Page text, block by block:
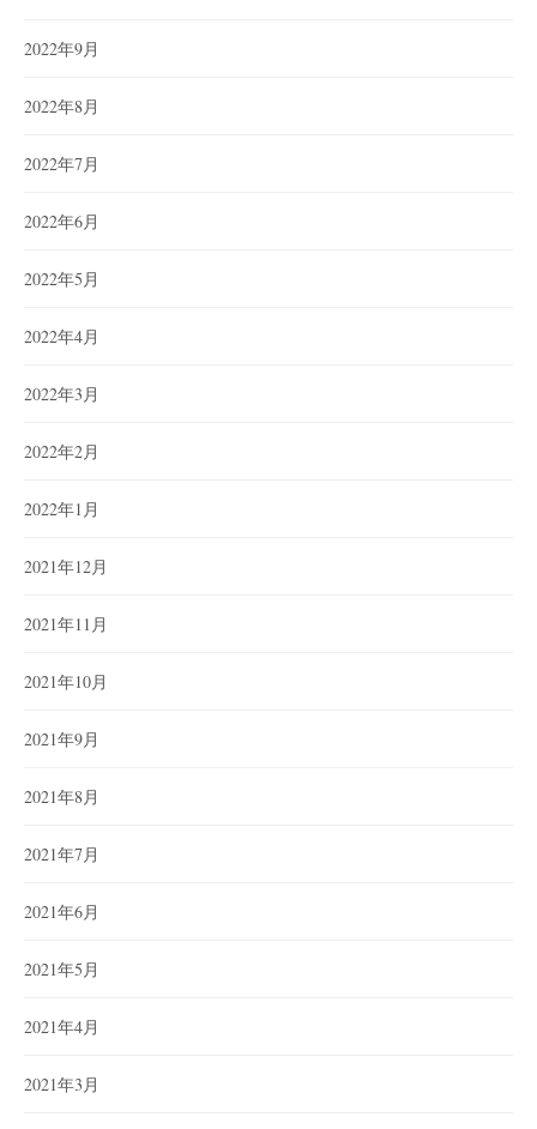
2022年9月
2022年8月
2022年7月
2022年6月
2022年5月
2022年4月
2022年3月
2022年2月
2022年1月
2021年12月
2021年11月
2021年10月
2021年9月
2021年8月
2021年7月
2021年6月
2021年5月
2021年4月
2021年3月